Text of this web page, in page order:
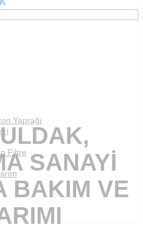
Yaprağı
Filtre SANAYI
BAKIM VE